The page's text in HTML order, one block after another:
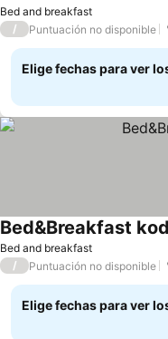
Bed and breakfast
/ Puntuación no disponible
Elige fechas para ver
Bed and breakfast
Bed&Breakfast
/ Puntuación no disponible
Elige fechas para ver